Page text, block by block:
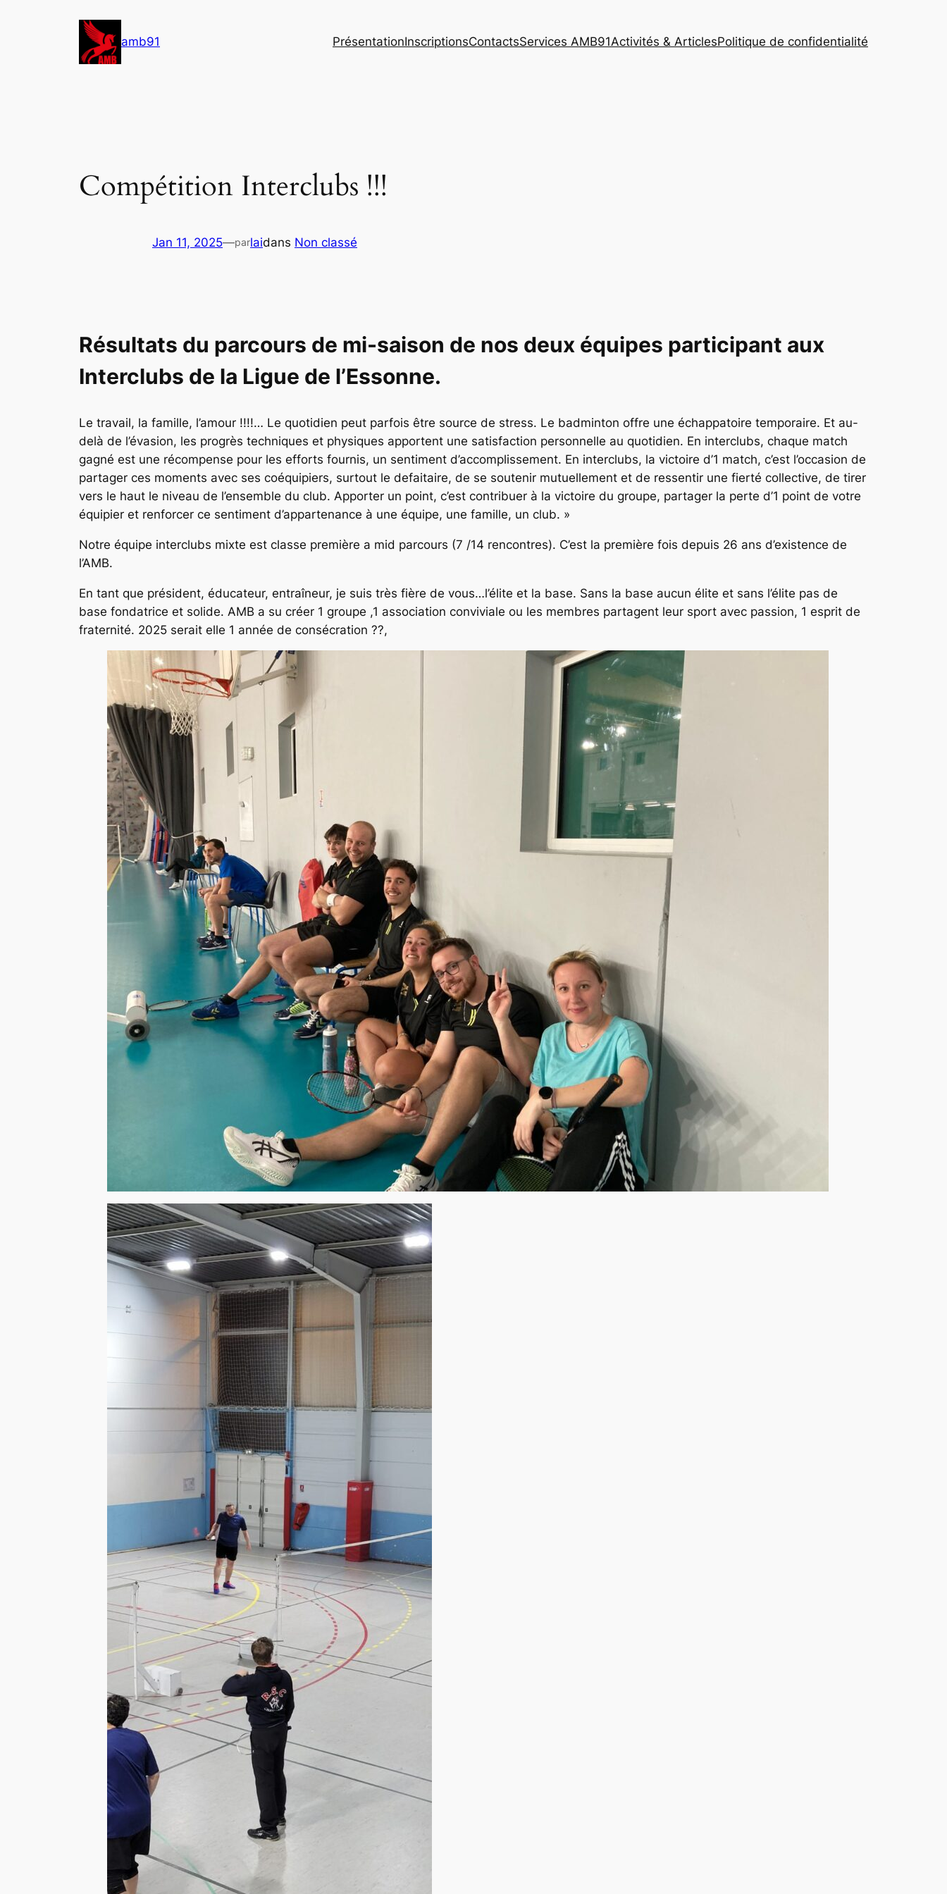
amb91 PrésentationInscriptionsContactsServices AMB91Activités & ArticlesPolitique de confidentialité
Compétition Interclubs !!!
Jan 11, 2025—parlaidans Non classé
Résultats du parcours de mi-saison de nos deux équipes participant aux
Interclubs de la Ligue de l’Essonne.
Le travail, la famille, l’amour !!!!… Le quotidien peut parfois être source de stress. Le badminton offre une échappatoire temporaire. Et au-
delà de l’évasion, les progrès techniques et physiques apportent une satisfaction personnelle au quotidien. En interclubs, chaque match
gagné est une récompense pour les efforts fournis, un sentiment d’accomplissement. En interclubs, la victoire d’1 match, c’est l’occasion de
partager ces moments avec ses coéquipiers, surtout le defaitaire, de se soutenir mutuellement et de ressentir une fierté collective, de tirer
vers le haut le niveau de l’ensemble du club. Apporter un point, c’est contribuer à la victoire du groupe, partager la perte d’1 point de votre
équipier et renforcer ce sentiment d’appartenance à une équipe, une famille, un club. »
Notre équipe interclubs mixte est classe première a mid parcours (7 /14 rencontres). C’est la première fois depuis 26 ans d’existence de
l’AMB.
En tant que président, éducateur, entraîneur, je suis très fière de vous…l’élite et la base. Sans la base aucun élite et sans l’élite pas de
base fondatrice et solide. AMB a su créer 1 groupe ,1 association conviviale ou les membres partagent leur sport avec passion, 1 esprit de
fraternité. 2025 serait elle 1 année de consécration ??,